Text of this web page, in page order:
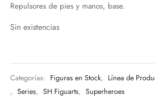
Repulsores de pies y manos, base.
Sin existencias
Categorías: Figuras en Stock, Línea de
, Series, SH Figuarts, Superheroes